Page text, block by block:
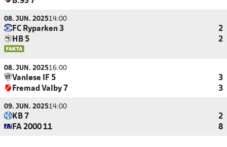
08. JUN. 202514:00
FC Ryparken 3
2
HB 5
2
08. JUN. 202516:00
Vanløse IF 5
3
Fremad Valby 7
3
09. JUN. 202514:00
KB 7
2
FA 2000 11
8